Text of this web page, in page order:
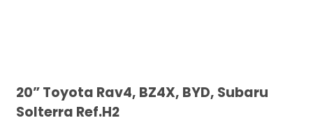
20” Toyota Rav4, BZ4X, BYD, Subaru
Solterra Ref.H2